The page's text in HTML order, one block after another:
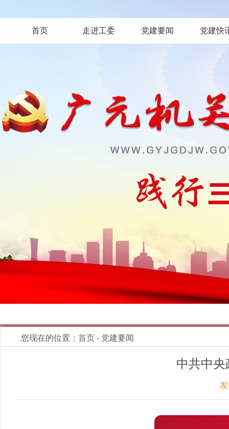
首页 走进工委 党建要闻 党建快
您现在的位置： 首页 - 党建要闻
中共中